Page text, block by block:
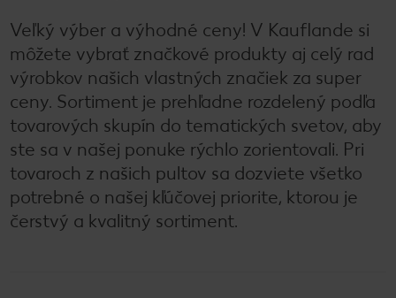
Veľký výber a výhodné ceny! V Kauflande si
môžete vybrať značkové produkty aj celý rad
výrobkov našich vlastných značiek za super
ceny. Sortiment je prehľadne rozdelený podľa
tovarových skupín do tematických svetov, aby
ste sa v našej ponuke rýchlo zorientovali. Pri
tovaroch z našich pultov sa dozviete všetko
potrebné o našej kľúčovej priorite, ktorou je
čerstvý a kvalitný sortiment.